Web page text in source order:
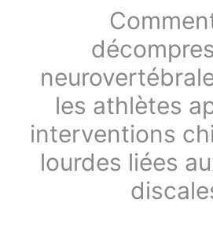
les athlètes
interventions
lourdes liées